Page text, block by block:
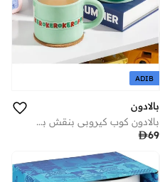
ADIB
بالادون
بالادون كوب كيروبي بنقش بارز
69